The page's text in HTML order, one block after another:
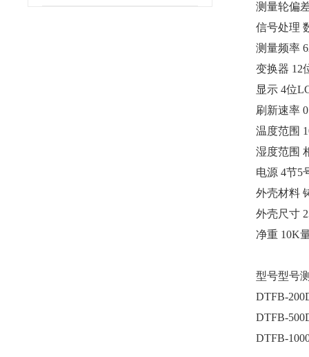
测量轮偏
信号处理
测量频率
变换器 12
显示 4位
刷新速率
温度范围
湿度范围
电源 4节5
外壳材料
外壳尺寸
净重 10K
型号型号
DTFB-
DTFB-
DTFB-